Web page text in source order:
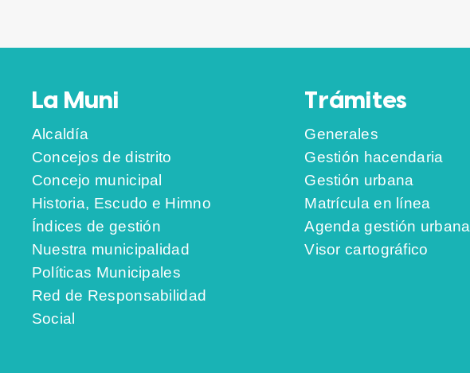
La Muni
Alcaldía
Concejos de distrito
Concejo municipal
Historia, Escudo e Himno
Índices de gestión
Nuestra municipalidad
Políticas Municipales
Red de Responsabilidad
Social
Trámites
Generales
Gestión hacendaria
Gestión urbana
Matrícula en línea
Agenda gestión urbana
Visor cartográfico